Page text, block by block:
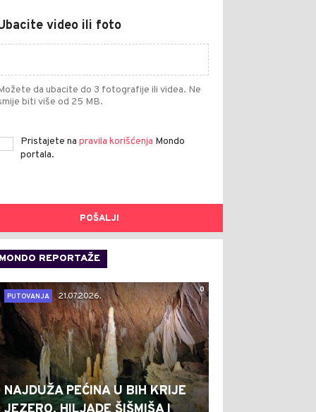
video ili foto
da ubacite do 3 fotografije ili videa. Ne
biti više od 25 MB.
Pristajete na pravila korišćenja Mondo
portala.
POŠALJI
MONDO REPORTAŽE
0
PUTOVANJA
21.07.2026.
NAJDUŽA PEĆINA U BIH KRIJE